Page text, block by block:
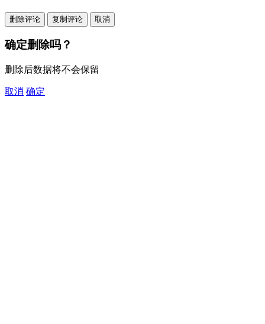
删除评论 复制评论 取消
确定删除吗？
删除后数据将不会保留
取消 确定